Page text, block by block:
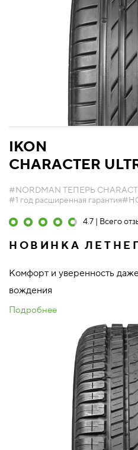
IKON
CHARACTER
#NORDMAN ТЕПЕРЬ
#1 год расширенная гарантия
4.7 | Всего
НОВИНКА
Комфорт и уверенность
вождения
Подробнее